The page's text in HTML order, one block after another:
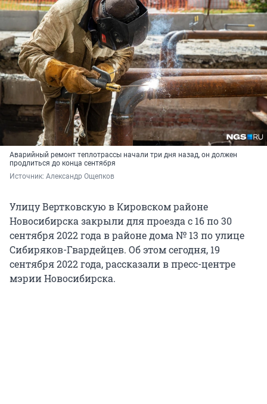
Аварийный ремонт теплотрассы начали три дня назад, он должен
продлиться до конца сентября
Источник: Александр Ощепков
Улицу Вертковскую в Кировском районе
Новосибирска закрыли для проезда с 16 по 30
сентября 2022 года в районе дома № 13 по улице
Сибиряков-Гвардейцев. Об этом сегодня, 19
сентября 2022 года, рассказали в пресс-центре
мэрии Новосибирска.